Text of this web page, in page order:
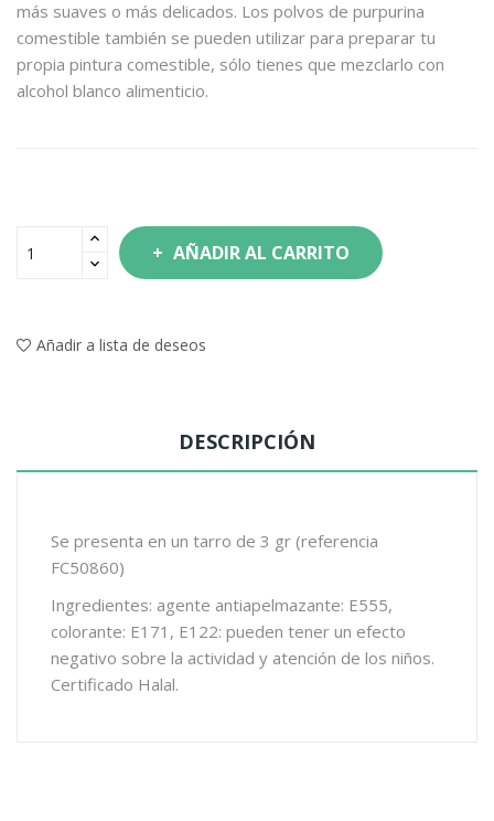
más suaves o más delicados. Los polvos de purpurina
comestible también se pueden utilizar para preparar tu
propia pintura comestible, sólo tienes que mezclarlo con
alcohol blanco alimenticio.
AÑADIR AL CARRITO
Añadir a lista de deseos
DESCRIPCIÓN
Se presenta en un tarro de 3 gr (referencia
FC50860)
Ingredientes: agente antiapelmazante: E555,
colorante: E171, E122: pueden tener un efecto
negativo sobre la actividad y atención de los niños.
Certificado Halal.